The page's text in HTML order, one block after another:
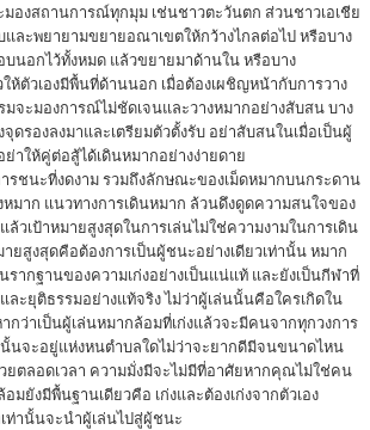
มองสถานการณ์ทุกมุม เช่นชาวตะวันตก ส่วนชาวเอเชีย
ละพยายามขยายอณาเขตให้กว้างไกลต่อไป หรือบาง
นอกไว้ทั้งหมด แล้วขยายมาด้านใน หรือบาง
ห้ตัวเองมีพื้นที่ด้านนอก เมื่อต้องเผชิญหน้ากับการวาง
จะมองการณ์ไม่ชัดเจนและวางหมากอย่างสับสน บาง
รองลงมาและเตรียมตัวตั้งรับ อย่าสับสนในเมื่อเป็นผู้
าให้คู่ต่อสู้ได้เดินหมากอย่างง่ายดาย
รชนะที่งดงาม รวมถึงลักษณะของเม็ดหมากบนกระดาน
มาก แนวทางการเดินหมาก ล้วนดึงดูดความสนใจของ
วเป้าหมายสูงสุดในการเล่นไม่ใช่ความงามในการเดิน
ายสูงสุดคือต้องการเป็นผู้ชนะอย่างเดียวเท่านั้น หมาก
ากฐานของความเก่งอย่างเป็นแน่แท้ และยังเป็นกีฬาที่
ะยุติธรรมอย่างแท้จริง ไม่ว่าผู้เล่นนั้นคือใครเกิดใน
ว่าเป็นผู้เล่นหมากล้อมที่เก่งแล้วจะมีคนจากทุกวงการ
นจะอยู่แห่งหนตำบลใดไม่ว่าจะยากดีมีจนขนาดไหน
ยตลอดเวลา ความมั่งมีจะไม่มีที่อาศัยหากคุณไม่ใช่คน
มยังมีพื้นฐานเดียวคือ เก่งและต้องเก่งจากตัวเอง
านั้นจะนำผู้เล่นไปสู่ผู้ชนะ